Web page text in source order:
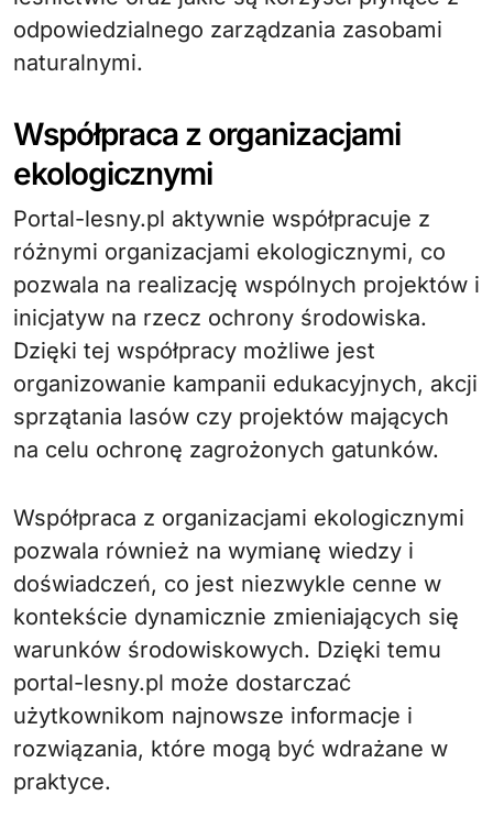
odpowiedzialnego zarządzania zasobami
naturalnymi.
Współpraca z organizacjami
ekologicznymi
Portal-lesny.pl aktywnie współpracuje z
różnymi organizacjami ekologicznymi, co
pozwala na realizację wspólnych projektów i
inicjatyw na rzecz ochrony środowiska.
Dzięki tej współpracy możliwe jest
organizowanie kampanii edukacyjnych, akcji
sprzątania lasów czy projektów mających
na celu ochronę zagrożonych gatunków.
Współpraca z organizacjami ekologicznymi
pozwala również na wymianę wiedzy i
doświadczeń, co jest niezwykle cenne w
kontekście dynamicznie zmieniających się
warunków środowiskowych. Dzięki temu
portal-lesny.pl może dostarczać
użytkownikom najnowsze informacje i
rozwiązania, które mogą być wdrażane w
praktyce.